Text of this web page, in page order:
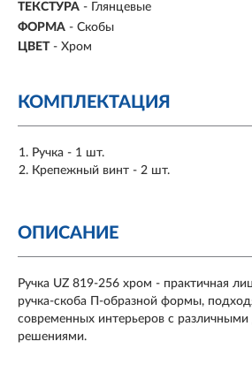
ТЕКСТУРА - Глянцевые
ФОРМА - Скобы
ЦВЕТ - Хром
КОМПЛЕКТАЦИЯ
Ручка - 1 шт.
Крепежный винт - 2 шт.
ОПИСАНИЕ
Ручка UZ 819-256 хром - практичная
ручка-скоба П-образной формы,
современных интерьеров с
решениями.